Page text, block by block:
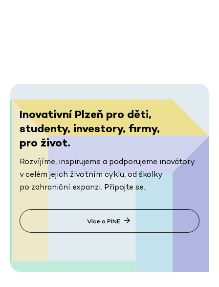
Inovativní Plzeň pro děti,
studenty, investory, firmy,
pro život.
Rozvíjíme, inspirujeme a podporujeme inovátory
v celém jejich životním cyklu, od školky
po zahraniční expanzi. Připojte se.
Více o PINE